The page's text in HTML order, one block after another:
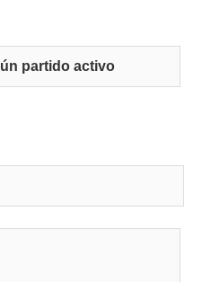
partido activo